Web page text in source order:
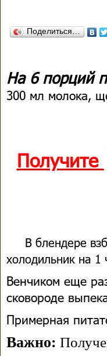
Поделиться…
На 6 порций
300 мл молока,
Получите
В блендере
холодильник на 1
Венчиком еще
сковороде
Примерная
Важно: